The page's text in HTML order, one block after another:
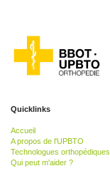
Quicklinks
Accueil
A propos de l'UPBTO
Technologues orthopédiques
Qui peut m'aider ?